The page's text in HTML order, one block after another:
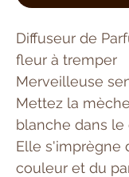
Diffuseur de
fleur à tremper
Merveilleuse
Mettez la
blanche dans le
Elle s'imprègne
couleur et du